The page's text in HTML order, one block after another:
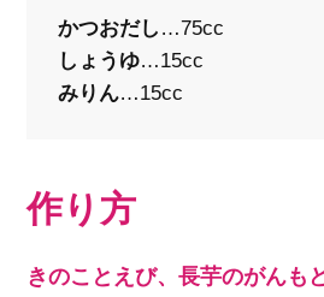
作り方
きのことえび、長芋のがんも
かつおだし …75cc
しょうゆ…15cc
みりん…15cc